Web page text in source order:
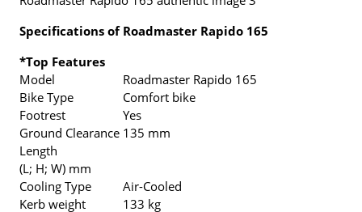
Specifications of Roadmaster Rapido 165
*Top Features
Model
Roadmaster Rapido 165
Bike Type
Comfort bike
Footrest
Yes
Ground Clearance 135 mm
Length
(L; H; W) mm
Cooling Type
Air-Cooled
Kerb weight
133 kg